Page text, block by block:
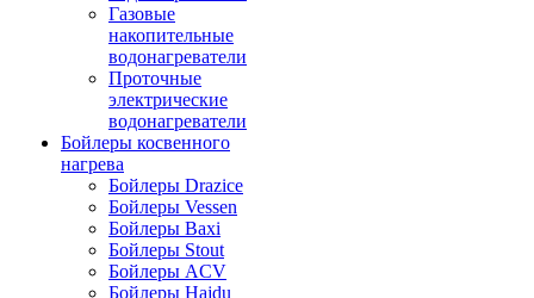
Газовые
накопительные
водонагреватели
Проточные
электрические
водонагреватели
Бойлеры косвенного
нагрева
Бойлеры Drazice
Бойлеры Vessen
Бойлеры Baxi
Бойлеры Stout
Бойлеры ACV
Бойлеры Hajdu